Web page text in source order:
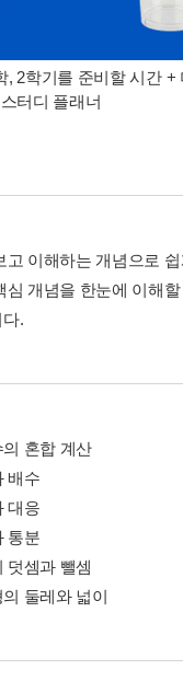
, 2학기를 준비할 시간 +
터디 플래너
고 이해하는 개념으로
심 개념을 한눈에 이해
.
혼합 계산
배수
대응
통분
덧셈과 뺄셈
둘레와 넓이